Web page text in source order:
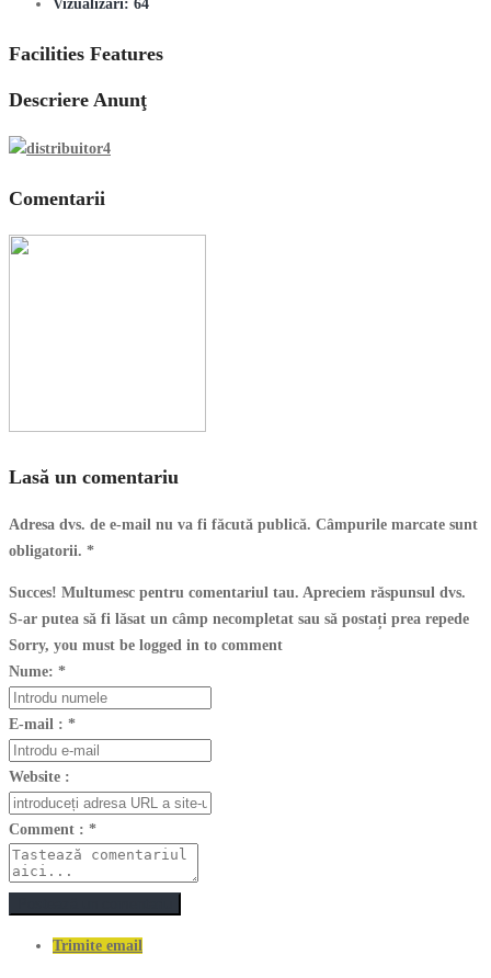
Vizualizări: 64
Facilities Features
Descriere Anunţ
Comentarii
Lasă un comentariu
Adresa dvs. de e-mail nu va fi făcută publică. Câmpurile marcate sunt
obligatorii. *
Succes! Multumesc pentru comentariul tau. Apreciem răspunsul dvs.
S-ar putea să fi lăsat un câmp necompletat sau să postați prea repede
Sorry, you must be logged in to comment
Nume: *
E-mail : *
Website :
Comment : *
Trimite email